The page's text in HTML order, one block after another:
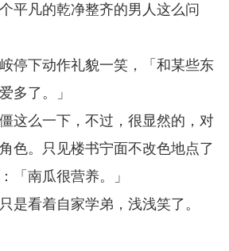
平凡的乾净整齐的男人这么问
停下动作礼貌一笑，「和某些东
多了。」
这么一下，不过，很显然的，对
色。只见楼书宁面不改色地点了
「南瓜很营养。」
是看着自家学弟，浅浅笑了。